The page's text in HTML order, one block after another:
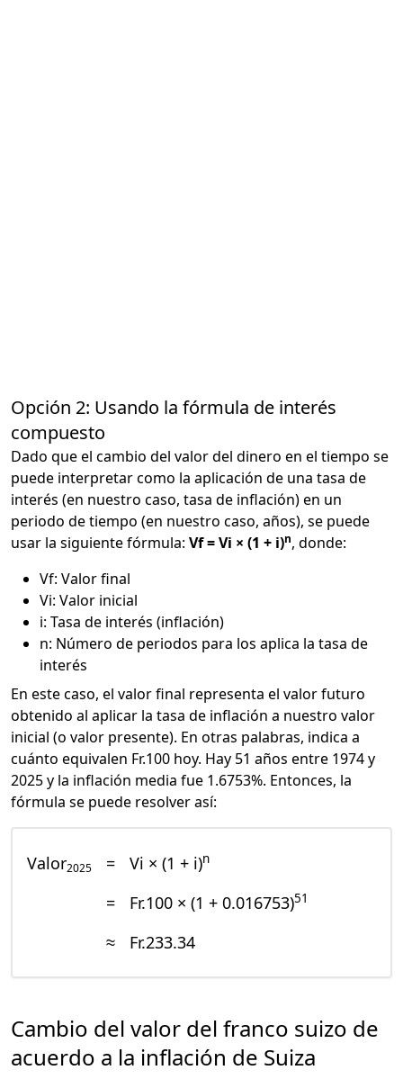
Opción 2: Usando la fórmula de interés
compuesto
Dado que el cambio del valor del dinero en el tiempo se
puede interpretar como la aplicación de una tasa de
interés (en nuestro caso, tasa de inflación) en un
periodo de tiempo (en nuestro caso, años), se puede
usar la siguiente fórmula: Vf = Vi × (1 + i)n, donde:
Vf: Valor final
Vi: Valor inicial
i: Tasa de interés (inflación)
n: Número de periodos para los aplica la tasa de
interés
En este caso, el valor final representa el valor futuro
obtenido al aplicar la tasa de inflación a nuestro valor
inicial (o valor presente). En otras palabras, indica a
cuánto equivalen Fr.100 hoy. Hay 51 años entre 1974 y
2025 y la inflación media fue 1.6753%. Entonces, la
fórmula se puede resolver así:
Valor2025 = Vi × (1 + i)n
= Fr.100 × (1 + 0.016753)51
≈ Fr.233.34
Cambio del valor del franco suizo de
acuerdo a la inflación de Suiza